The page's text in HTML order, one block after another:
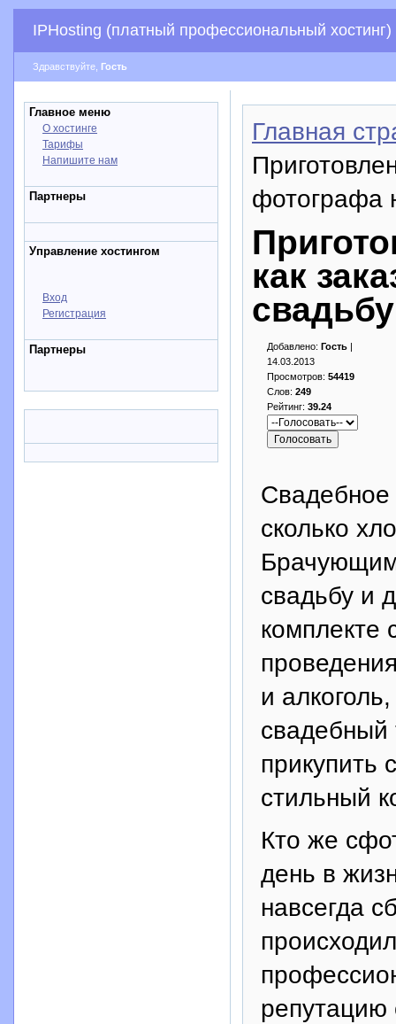
IPHosting (платный профессиональный хостинг)
Здравствуйте, Гость
Главное меню
О хостинге
Тарифы
Напишите нам
Партнеры
Управление хостингом
Вход
Регистрация
Партнеры
Главная
фотографа
как
свадьбу
Добавлено: Гость |
14.03.2013
Просмотров: 54419
Слов: 249
Рейтинг: 39.24
Свадебное
сколько
свадьбу и
комплекте
и
свадебный
прикупить
стильный
Кто же
день в
навсегда
репутацию